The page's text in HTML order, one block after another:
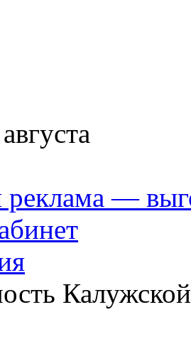
реклама —